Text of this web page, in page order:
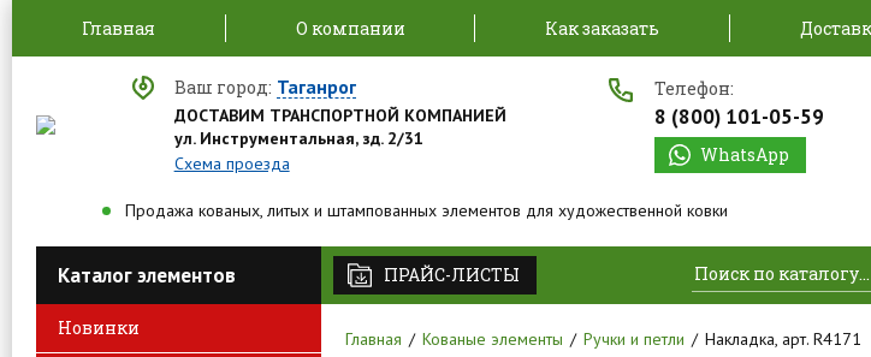
Главная О компании Как заказать
Ваш город: Таганрог
ДОСТАВИМ ТРАНСПОРТНОЙ КОМПАНИЕЙ
ул. Инструментальная, зд. 2/31
Схема проезда
Телефон:
8 (800) 101-05-59
WhatsApp
Продажа кованых, литых и штампованных элементов для художественной ковки
Каталог элементов
Новинки
ПРАЙС-ЛИСТЫ
Главная Кованые элементы Ручки и петли Накладка, арт. R4171